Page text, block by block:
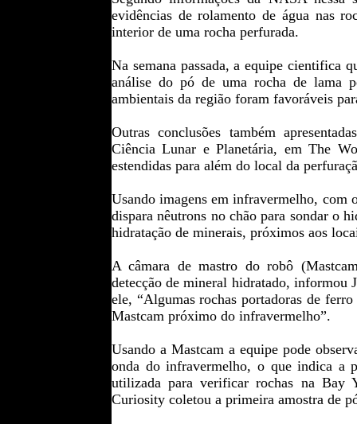
evidências de rolamento de água nas
interior de uma rocha perfurada.
Na semana passada, a equipe cientifica
análise do pó de uma rocha de lama
ambientais da região foram favoráveis
Outras conclusões também
Ciência Lunar e Planetária, em The
estendidas para além do local da
Usando imagens em infravermelho, com
dispara nêutrons no chão para sondar o
hidratação de minerais, próximos aos
A câmara de mastro do robô
detecção de mineral hidratado, informou
ele, “Algumas rochas portadoras de
Mastcam próximo do infravermelho”.
Usando a Mastcam a equipe pode
onda do infravermelho, o que indica a
utilizada para verificar rochas na Bay
Curiosity coletou a primeira amostra de